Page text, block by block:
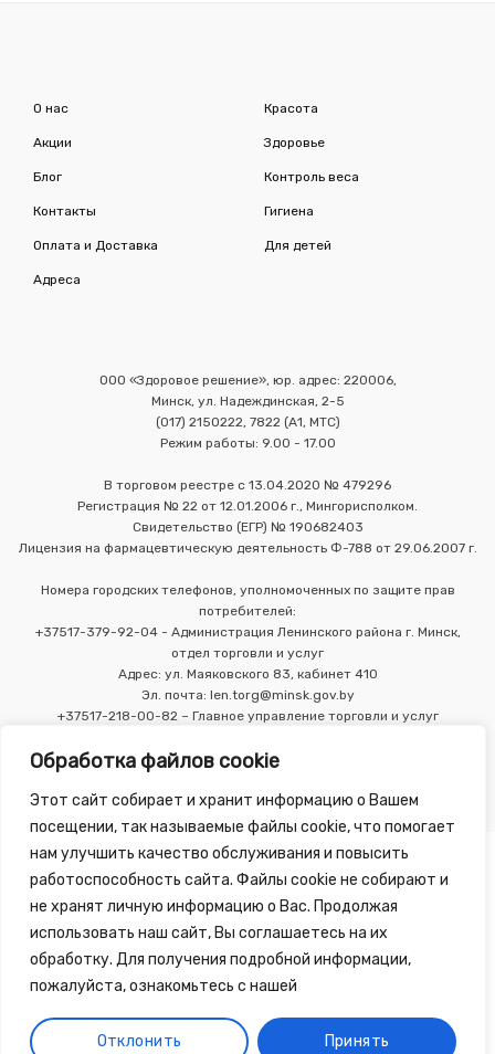
Обработка файлов cookie
Этот сайт собирает и хранит информацию о Вашем
посещении, так называемые файлы cookie, что помогает
нам улучшить качество обслуживания и повысить
работоспособность сайта. Файлы cookie не собирают и
не хранят личную информацию о Вас. Продолжая
использовать наш сайт, Вы соглашаетесь на их
обработку. Для получения подробной информации,
пожалуйста, ознакомьтесь с нашей
Отклонить Принять
О нас
Акции
Блог
Контакты
Оплата и Доставка
Адреса
Красота
Здоровье
Контроль веса
Гигиена
Для детей
ООО «Здоровое решение», юр. адрес: 220006,
Минск, ул. Надеждинская, 2-5
(017) 2150222, 7822 (А1, МТС)
Режим работы: 9.00 - 17.00
В торговом реестре с 13.04.2020 № 479296
Регистрация № 22 от 12.01.2006 г., Мингорисполком.
Свидетельство (ЕГР) № 190682403
Лицензия на фармацевтическую деятельность Ф-788 от 29.06.2007 г.
Номера городских телефонов, уполномоченных по защите прав
потребителей:
+37517-379-92-04 - Администрация Ленинского района г. Минск,
отдел торговли и услуг
Адрес: ул. Маяковского 83, кабинет 410
Эл. почта: len.torg@minsk.gov.by
+37517-218-00-82 – Главное управление торговли и услуг
Copyright 2010 - 2026 ©Зелёная Аптека, разработка сайта
-Tirex Media
Обработка персональных данных